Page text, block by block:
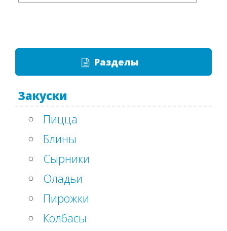
Разделы
Закуски
Пицца
Блины
Сырники
Оладьи
Пирожки
Колбасы